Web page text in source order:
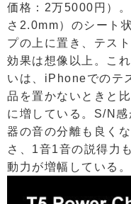
価格：2万5000円）
さ2.0mm）のシート
プの上に置き、テス
効果は想像以上。こ
いは、iPhoneでのテ
品を置かないときと
に増している。S/N
器の音の分離も良く
さ、1音1音の説得力
動力が増幅している。